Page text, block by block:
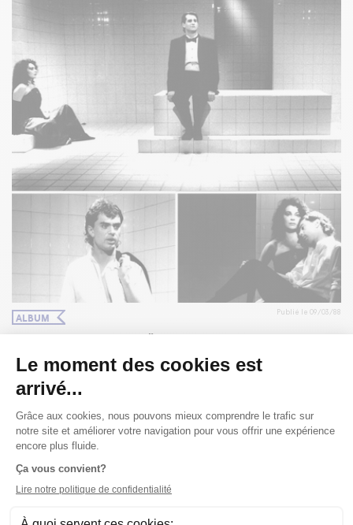
ALBUM Publié le 09/03/88
ADIEU, DOCTEUR MÜNCH EN PHOTOS
Découvrez Henri Chassé, Line Lamarche et Roger La Rue
St-Gelais!